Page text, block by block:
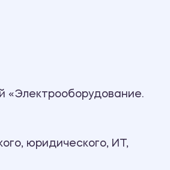
Диссертация
Ответы на билеты
«Электрооборудование.
юридического, ИТ,